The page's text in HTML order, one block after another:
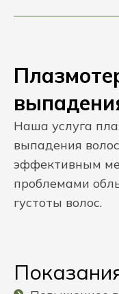
Наша услуга
выпадения
эффективным
проблемами
густоты волос.